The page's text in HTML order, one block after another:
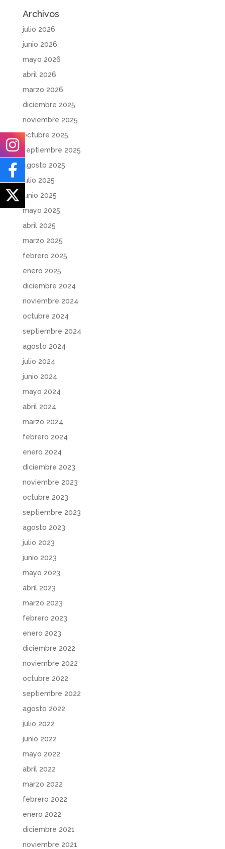
Archivos
julio 2026
junio 2026
mayo 2026
abril 2026
marzo 2026
diciembre 2025
noviembre 2025
octubre 2025
septiembre 2025
agosto 2025
julio 2025
junio 2025
mayo 2025
abril 2025
marzo 2025
febrero 2025
enero 2025
diciembre 2024
noviembre 2024
octubre 2024
septiembre 2024
agosto 2024
julio 2024
junio 2024
mayo 2024
abril 2024
marzo 2024
febrero 2024
enero 2024
diciembre 2023
noviembre 2023
octubre 2023
septiembre 2023
agosto 2023
julio 2023
junio 2023
mayo 2023
abril 2023
marzo 2023
febrero 2023
enero 2023
diciembre 2022
noviembre 2022
octubre 2022
septiembre 2022
agosto 2022
julio 2022
junio 2022
mayo 2022
abril 2022
marzo 2022
febrero 2022
enero 2022
diciembre 2021
noviembre 2021